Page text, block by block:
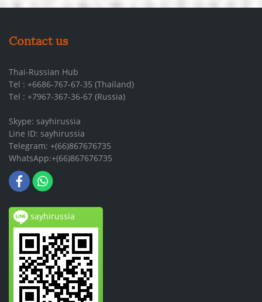
Contact us
Thai-Russian Hub
Tel : +6686-767-67-35 (Thailand)
Tel : +7967-367-36-67 (Russia)
Skype: sayhirussia
Line ID: sayhirussia
Telegram: +(66)867676735
WhatsApp:+(66)867676735
sayhirussia